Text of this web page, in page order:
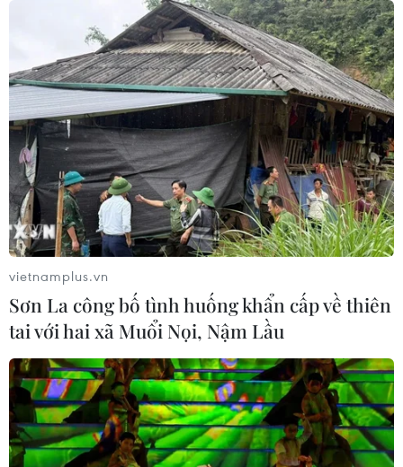
Vietnam Airlines và Jetstar Pacific sẽ tăng cường và
cung ứng thêm chỗ ngồi trên các đường bay nội địa và
quốc tế.
Cục Hàng không khuyến cáo khách tránh
mua vé bay giả dịp 30/4
04/04/2019 09:15
vietnamplus.vn
Sơn La công bố tình huống khẩn cấp về thiên
tai với hai xã Muổi Nọi, Nậm Lầu